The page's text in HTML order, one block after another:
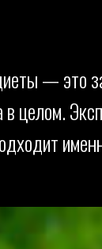
— это
целом.